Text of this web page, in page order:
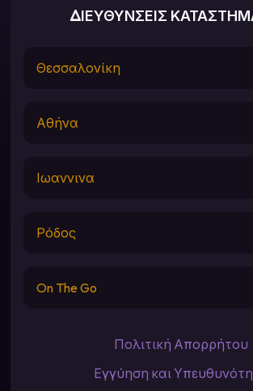
ΔΙΕΥΘΥΝΣΕΙΣ
Θεσσαλονίκη
Αθήνα
Ιωαννινα
Ρόδος
On The Go
Πολιτική Απορρήτου
Εγγύηση και